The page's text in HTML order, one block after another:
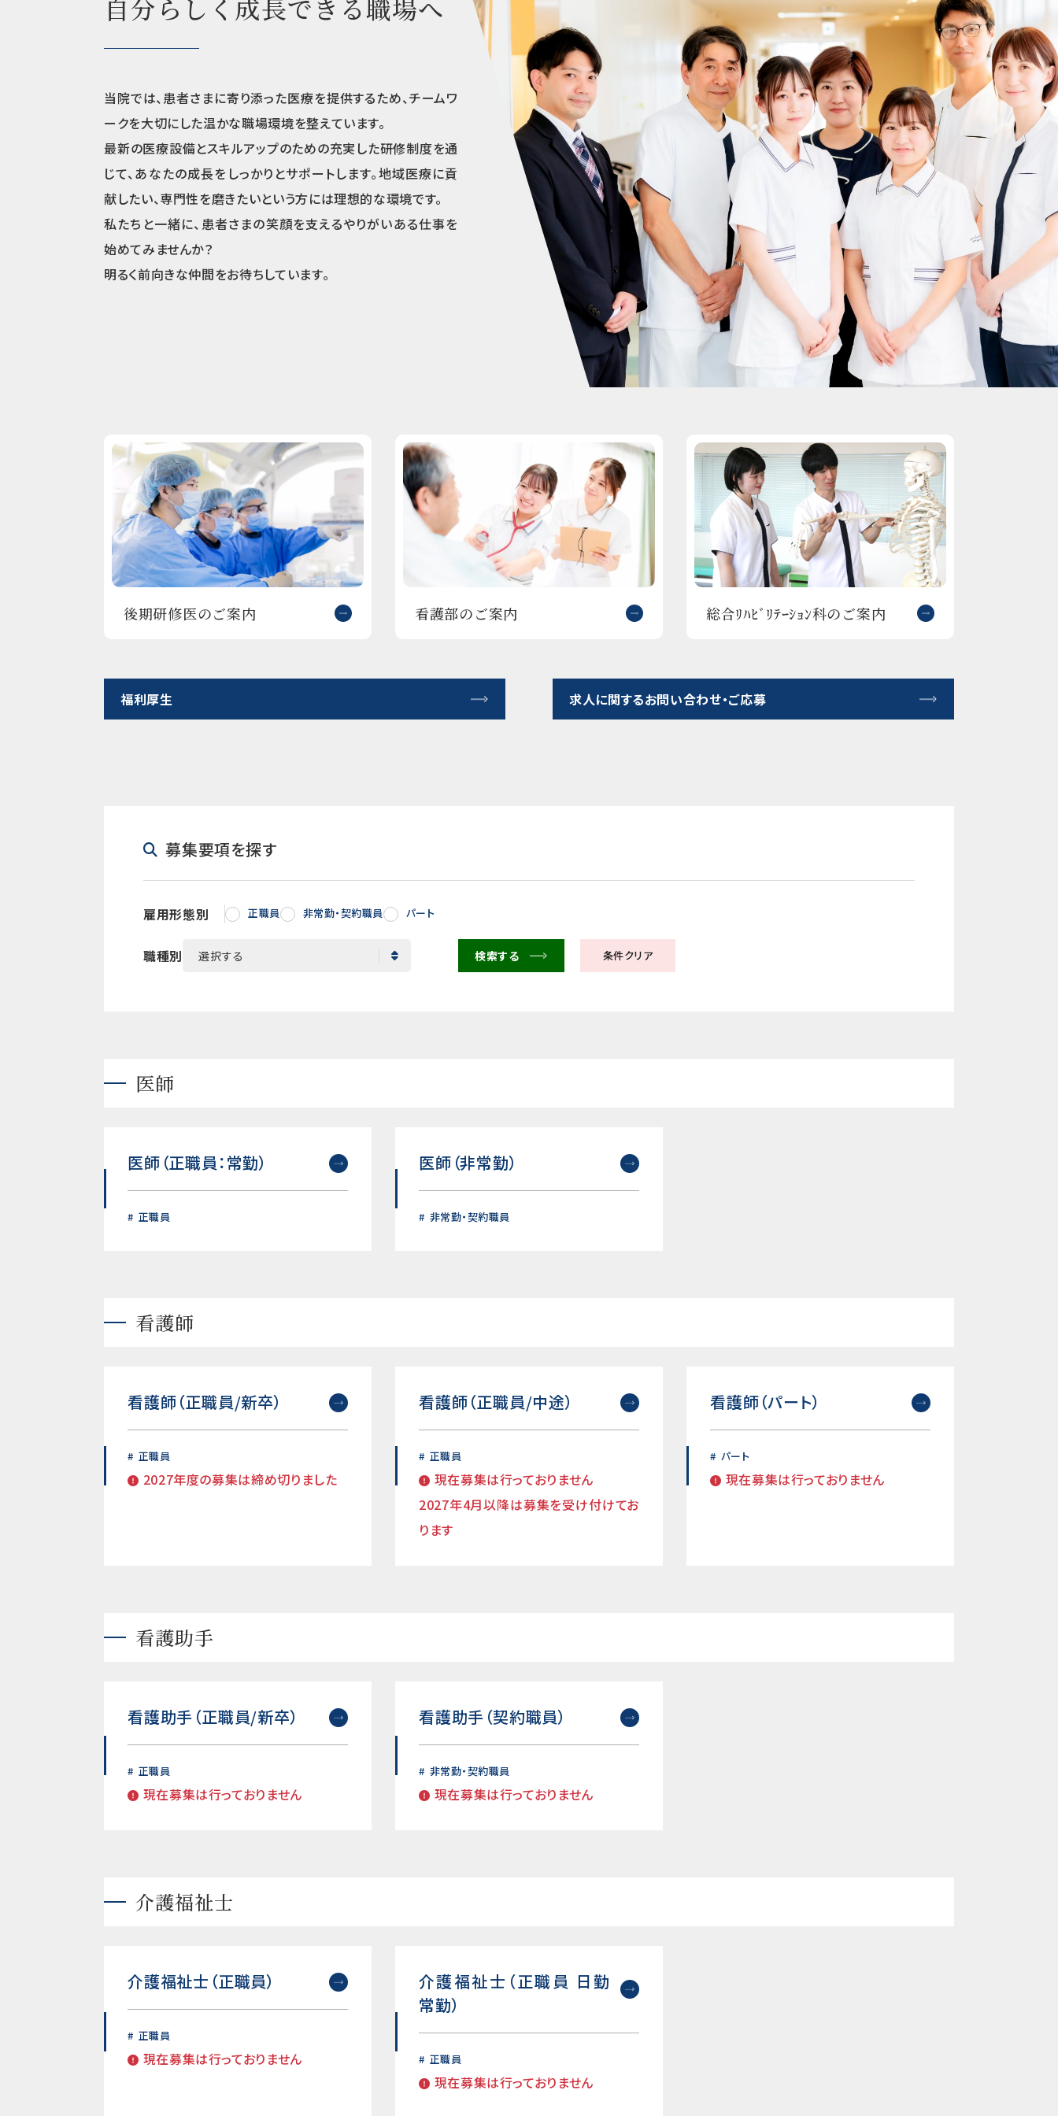
自分らしく成長できる職場へ
当院では、患者さまに寄り添った医療を提供するため、チームワ
ークを大切にした温かな職場環境を整えています。
最新の医療設備とスキルアップのための充実した研修制度を通
じて、あなたの成長をしっかりとサポートします。地域医療に貢
献したい、専門性を磨きたいという方には理想的な環境です。
私たちと一緒に、患者さまの笑顔を支えるやりがいある仕事を
始めてみませんか？
明るく前向きな仲間をお待ちしています。
後期研修医のご案内 看護部のご案内 総合ﾘﾊﾋﾞﾘﾃｰｼｮﾝ科のご案内
福利厚生 求人に関するお問い合わせ・ご応募
募集要項を探す
雇用形態別 正職員 非常勤・契約職員 パート
職種別 検索する 条件クリア
医師
医師（正職員：常勤）
正職員
医師（非常勤）
非常勤・契約職員
看護師
看護師（正職員/新卒）
正職員
2027年度の募集は締め切りました
看護師（正職員/中途）
正職員
現在募集は行っておりません
2027年4月以降は募集を受け付けてお
ります
看護師（パート）
パート
現在募集は行っておりません
看護助手
看護助手（正職員/新卒）
正職員
現在募集は行っておりません
看護助手（契約職員）
非常勤・契約職員
現在募集は行っておりません
介護福祉士
介護福祉士（正職員）
正職員
現在募集は行っておりません
介護福祉士（正職員 日勤
常勤）
正職員
現在募集は行っておりません